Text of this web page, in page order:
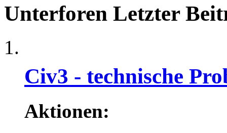
Unterforen Letzter
Civ3 - technische
Aktionen: